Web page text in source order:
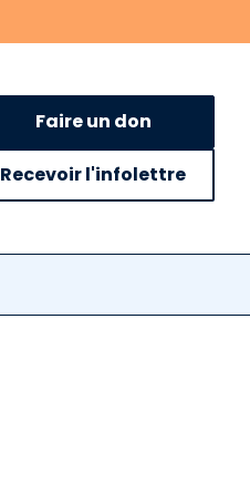
Faire un don
Recevoir l'infolettre